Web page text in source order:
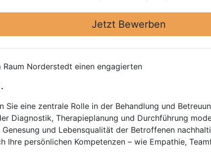
Jetzt Bewerben
Norderstedt einen engagierten
eine zentrale Rolle in der Behandlung und
Diagnostik, Therapieplanung und Durchführung
und Lebensqualität der Betroffenen
persönlichen Kompetenzen – wie Empathie,